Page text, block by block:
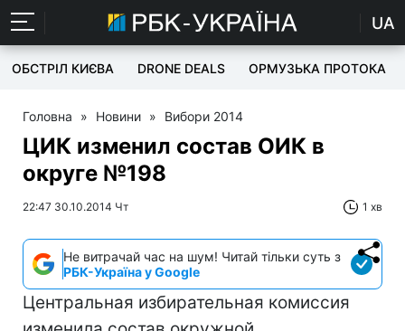
UA
ОБСТРІЛ КИЄВА DRONE DEALS ОРМУЗЬКА ПРОТОКА
Головна » Новини » Вибори 2014
ЦИК изменил состав ОИК в
округе №198
22:47 30.10.2014 Чт 1 хв
Не витрачай час на шум! Читай тільки суть з
РБК-Україна у Google
Центральная избирательная комиссия